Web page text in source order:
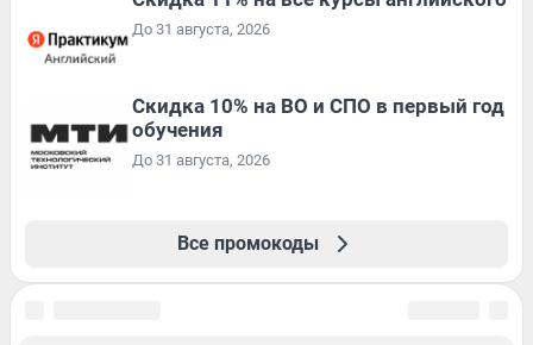
До 31 августа, 2026
Скидка 10% на ВО и СПО в первый год
обучения
До 31 августа, 2026
Все промокоды